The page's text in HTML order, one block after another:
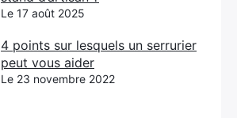
Le 17 août 2025
4 points sur lesquels un serrurier
peut vous aider
Le 23 novembre 2022